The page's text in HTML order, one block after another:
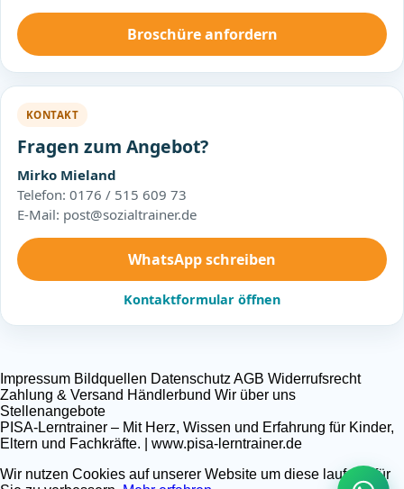
Broschüre anfordern
KONTAKT
Fragen zum Angebot?
Mirko Mieland
Telefon: 0176 / 515 609 73
E-Mail: post@sozialtrainer.de
WhatsApp schreiben
Kontaktformular öffnen
Impressum Bildquellen Datenschutz AGB Widerrufsrecht
Zahlung & Versand Händlerbund Wir über uns
Stellenangebote
PISA-Lerntrainer – Mit Herz, Wissen und Erfahrung für Kinder,
Eltern und Fachkräfte. | www.pisa-lerntrainer.de
Wir nutzen Cookies auf unserer Website um diese laufend für